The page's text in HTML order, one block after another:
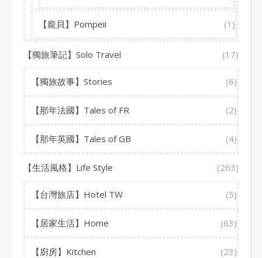
【龐貝】Pompeii (1)
【獨旅筆記】Solo Travel (17)
【獨旅故事】Stories (6)
【那年法國】Tales of FR (2)
【那年英國】Tales of GB (4)
【生活風格】Life Style (263)
【台灣旅店】Hotel TW (5)
【居家生活】Home (63)
【廚房】Kitchen (23)